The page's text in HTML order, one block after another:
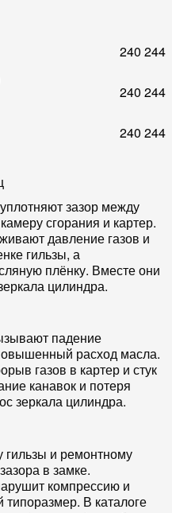
240 244
240 244
240 244
зазор между
сгорания и картер.
давление газов и
гильзы, а
плёнку. Вместе они
цилиндра.
падение
расход масла.
газов в картер и стук
канавок и потеря
зеркала цилиндра.
гильзы и ремонтному
в замке.
компрессию и
В каталоге